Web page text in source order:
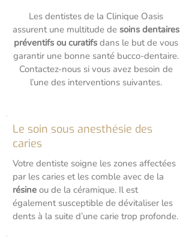
Les dentistes de la Clinique Oasis
assurent une multitude de soins dentaires
préventifs ou curatifs dans le but de vous
garantir une bonne santé bucco-dentaire.
Contactez-nous si vous avez besoin de
l’une des interventions suivantes.
Le soin sous anesthésie des
caries
Votre dentiste soigne les zones affectées
par les caries et les comble avec de la
résine ou de la céramique. Il est
également susceptible de dévitaliser les
dents à la suite d’une carie trop profonde.